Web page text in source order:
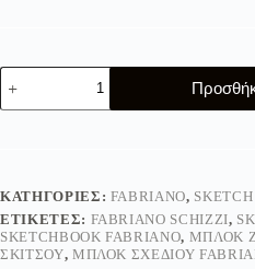
Schizzi
A5
Σπιράλ
Fabriano
ποσότητα
ΚΑΤΗΓΟΡΊΕΣ: FABRIANO,
ΕΤΙΚΈΤΕΣ: FABRIANO SCHIZZI,
SKETCHBOOK FABRIANO, ΜΠΛΟΚ
ΣΚΊΤΣΟΥ, ΜΠΛΟΚ ΣΧΕΔΊΟΥ